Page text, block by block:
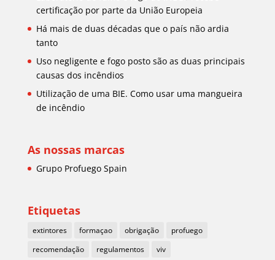
certificação por parte da União Europeia
Há mais de duas décadas que o país não ardia
tanto
Uso negligente e fogo posto são as duas principais
causas dos incêndios
Utilização de uma BIE. Como usar uma mangueira
de incêndio
As nossas marcas
Grupo Profuego Spain
Etiquetas
extintores formaçao obrigação
profuego
recomendação
regulamentos viv